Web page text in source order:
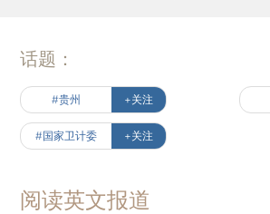
话题：
#贵州 +关注
#国家卫计委 +关注
阅读英文报道